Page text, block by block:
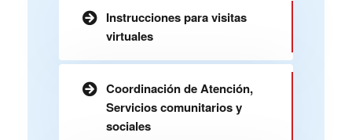
Instrucciones para visitas
virtuales
Coordinación de Atención,
Servicios comunitarios y
sociales